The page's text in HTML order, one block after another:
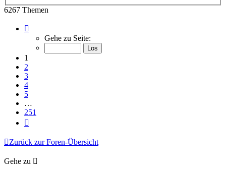
6267 Themen
von
Gehe zu Seite:
1
2
3
4
5
…
251
Zurück zur Foren-Übersicht
Gehe zu